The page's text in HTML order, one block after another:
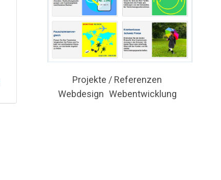
Projekte / Referenzen
Webdesign Webentwicklung